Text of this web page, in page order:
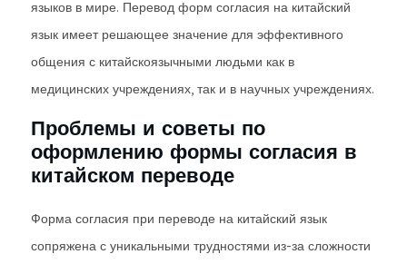
языков в мире. Перевод форм согласия на китайский
язык имеет решающее значение для эффективного
общения с китайскоязычными людьми как в
медицинских учреждениях, так и в научных учреждениях.
Проблемы и советы по
оформлению формы согласия в
китайском переводе
Форма согласия при переводе на китайский язык
сопряжена с уникальными трудностями из-за сложности